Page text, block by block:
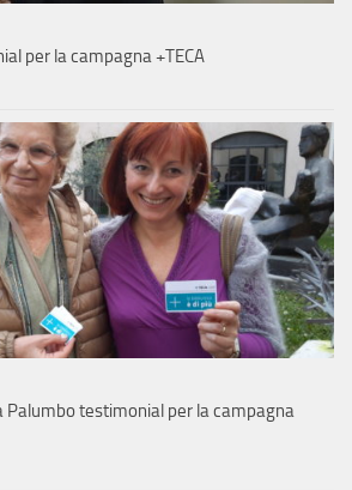
per la campagna +TECA
Palumbo testimonial per la campagna